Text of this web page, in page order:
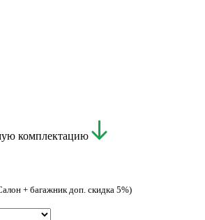
комплектацию
+ багажник доп. скидка 5%)